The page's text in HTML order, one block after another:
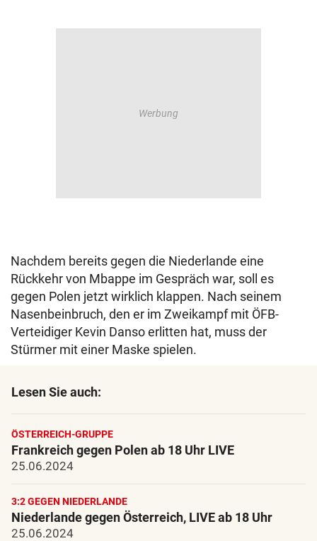
Nachdem bereits gegen die Niederlande eine
Rückkehr von Mbappe im Gespräch war, soll es
gegen Polen jetzt wirklich klappen. Nach seinem
Nasenbeinbruch, den er im Zweikampf mit ÖFB-
Verteidiger Kevin Danso erlitten hat, muss der
Stürmer mit einer Maske spielen.
Lesen Sie auch:
ÖSTERREICH-GRUPPE
Frankreich gegen Polen ab 18 Uhr LIVE
25.06.2024
3:2 GEGEN NIEDERLANDE
Niederlande gegen Österreich, LIVE ab 18 Uhr
25.06.2024